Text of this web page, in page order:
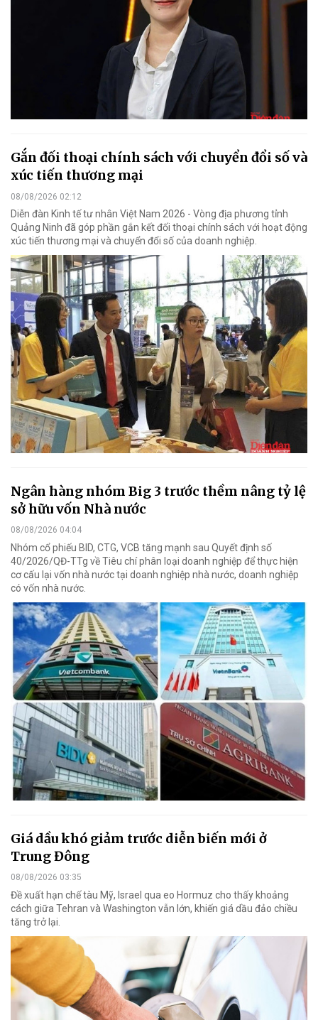
Gắn đối thoại chính sách với chuyển đổi số và
xúc tiến thương mại
08/08/2026 02:12
Diễn đàn Kinh tế tư nhân Việt Nam 2026 - Vòng địa phương tỉnh
Quảng Ninh đã góp phần gắn kết đối thoại chính sách với hoạt động
xúc tiến thương mại và chuyển đổi số của doanh nghiệp.
Ngân hàng nhóm Big 3 trước thềm nâng tỷ lệ
sở hữu vốn Nhà nước
08/08/2026 04:04
Nhóm cổ phiếu BID, CTG, VCB tăng mạnh sau Quyết định số
40/2026/QĐ-TTg về Tiêu chí phân loại doanh nghiệp để thực hiện
cơ cấu lại vốn nhà nước tại doanh nghiệp nhà nước, doanh nghiệp
có vốn nhà nước.
Giá dầu khó giảm trước diễn biến mới ở
Trung Đông
08/08/2026 03:35
Đề xuất hạn chế tàu Mỹ, Israel qua eo Hormuz cho thấy khoảng
cách giữa Tehran và Washington vẫn lớn, khiến giá dầu đảo chiều
tăng trở lại.